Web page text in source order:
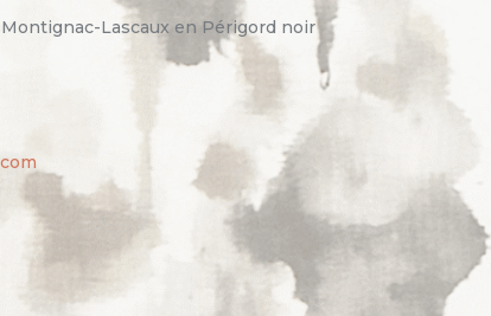
Lascaux en Périgord noir